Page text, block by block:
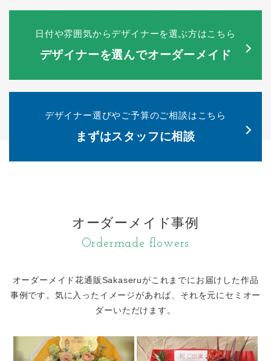
日付や雰囲気からデザイナーを選ぶ方はこちら
デザイナーを選んでオーダーメイド
デザイナー選びやご予算のご相談はこちら
まずはスタッフに相談
オーダーメイド事例
Ordermade flowers
オーダーメイド花通販Sakaseruがこれまでにお届けした作品
事例です。 気に入ったイメージがあれば、それを元にセミオー
ダーいただけます。